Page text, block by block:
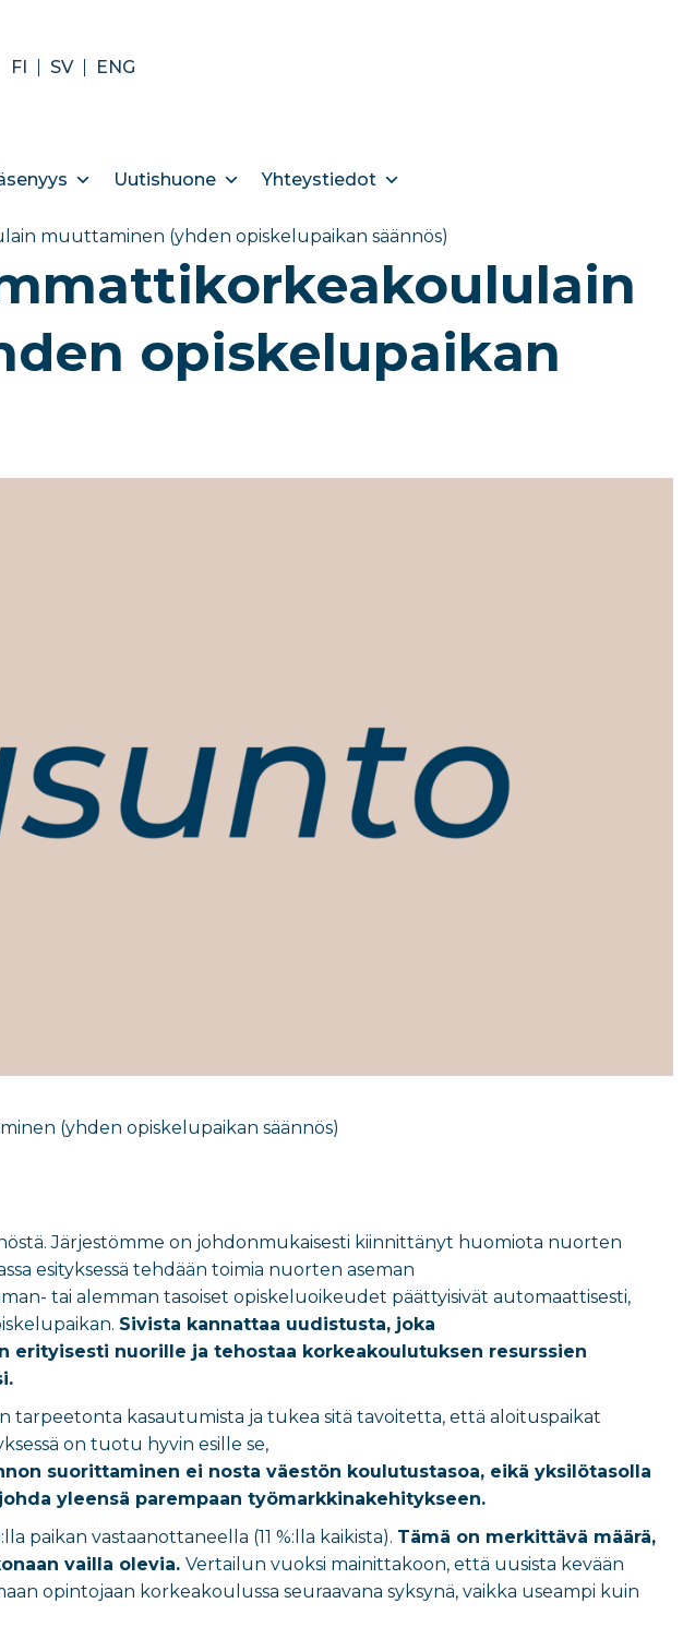
FI SV ENG
Uutishuone Yhteystiedot
muuttaminen (yhden opiskelupaikan säännös​)
opiskelupaikan
(yhden opiskelupaikan säännös​)
Järjestömme on johdonmukaisesti kiinnittänyt huomiota nuorten
esityksessä tehdään toimia nuorten aseman
tai alemman tasoiset opiskeluoikeudet päättyisivät automaattisesti,
Sivista kannattaa uudistusta, joka
erityisesti nuorille ja tehostaa korkeakoulutuksen resurssien
kasautumista ja tukea sitä tavoitetta, että aloituspaikat
on tuotu hyvin esille se,
suorittaminen ei nosta väestön koulutustasoa, eikä yksilötasolla
yleensä parempaan työmarkkinakehitykseen.
paikan vastaanottaneella (11 %:lla kaikista). Tämä on merkittävä määrä,
vailla olevia. Vertailun vuoksi mainittakoon, että uusista kevään
opintojaan korkeakoulussa seuraavana syksynä, vaikka useampi kuin